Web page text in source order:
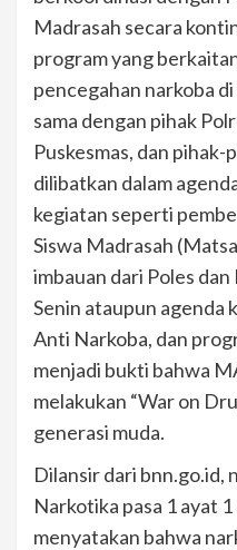
Madrasah secara
program yang
pencegahan narkoba
sama dengan pihak
Puskesmas, dan
dilibatkan dalam
kegiatan seperti
Siswa Madrasah
imbauan dari Poles
Senin ataupun agenda
Anti Narkoba, dan
menjadi bukti bahwa
melakukan “War on
generasi muda.
Dilansir dari bnn.go.id,
Narkotika pasa 1 ayat
menyatakan bahwa